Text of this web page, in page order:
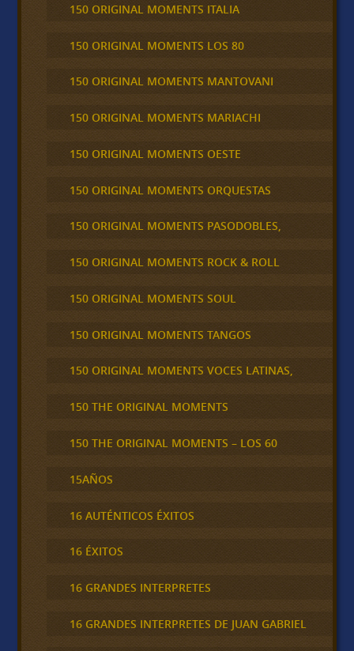
150 ORIGINAL MOMENTS ITALIA
150 ORIGINAL MOMENTS LOS 80
150 ORIGINAL MOMENTS MANTOVANI
150 ORIGINAL MOMENTS MARIACHI
150 ORIGINAL MOMENTS OESTE
150 ORIGINAL MOMENTS ORQUESTAS
150 ORIGINAL MOMENTS PASODOBLES,
150 ORIGINAL MOMENTS ROCK & ROLL
150 ORIGINAL MOMENTS SOUL
150 ORIGINAL MOMENTS TANGOS
150 ORIGINAL MOMENTS VOCES LATINAS,
150 THE ORIGINAL MOMENTS
150 THE ORIGINAL MOMENTS – LOS 60
15AÑOS
16 AUTÉNTICOS ÉXITOS
16 ÉXITOS
16 GRANDES INTERPRETES
16 GRANDES INTERPRETES DE JUAN GABRIEL